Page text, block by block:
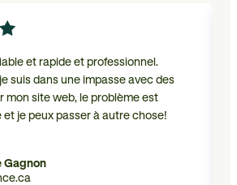
et rapide et professionnel.
suis dans une impasse avec des
mon site web, le problème est
je peux passer à autre chose!
Gagnon